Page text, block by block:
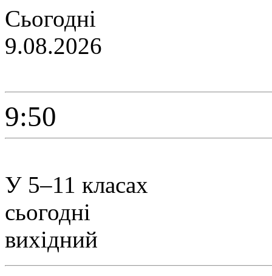
Сьогодні
9.08.2026
9:50
У 5–11 класах
сьогодні
вихідний